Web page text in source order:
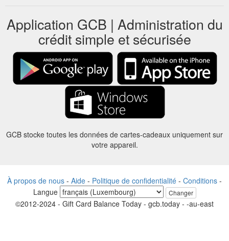
Application GCB | Administration du
crédit simple et sécurisée
GCB stocke toutes les données de cartes-cadeaux uniquement sur
votre appareil.
À propos de nous - Aide - Politique de confidentialité - Conditions -
Langue
Changer
©2012-2024 - Gift Card Balance Today - gcb.today - -au-east